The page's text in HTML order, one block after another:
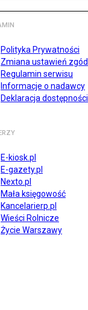
Polityka Prywatności
Zmiana ustawień zgód
Regulamin serwisu
Informacje o nadawcy
Deklaracja dostępności
E-kiosk.pl
E-gazety.pl
Nexto.pl
Mała księgowość
Kancelarierp.pl
Wieści Rolnicze
Życie Warszawy